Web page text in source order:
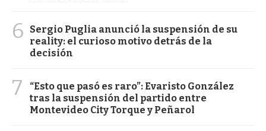
6
Sergio Puglia anunció la suspensión de su
reality: el curioso motivo detrás de la
decisión
7
“Esto que pasó es raro”: Evaristo González
tras la suspensión del partido entre
Montevideo City Torque y Peñarol